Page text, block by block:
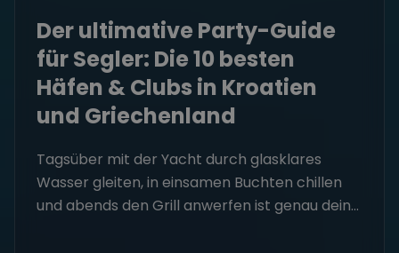
Der ultimative Party-Guide
für Segler: Die 10 besten
Häfen & Clubs in Kroatien
und Griechenland
Tagsüber mit der Yacht durch glasklares
Wasser gleiten, in einsamen Buchten chillen
und abends den Grill anwerfen ist genau dein...